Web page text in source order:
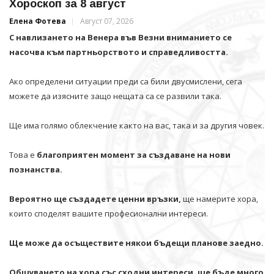
Хороскоп за 8 август
Елена Фотева Август 07, 2026
С навлизането на Венера във Везни вниманието се
насочва към партньорството и справедливостта.
Ако определени ситуации преди са били двусмислени, сега
можете да изясните защо нещата са се развили така.
Ще има голямо облекчение както на вас, така и за другия човек.
Това е благоприятен момент за създаване на нови
познанства.
Вероятно ще създадете ценни връзки, ще намерите хора,
които споделят вашите професионални интереси.
Ще може да осъществите някои бъдещи планове заедно.